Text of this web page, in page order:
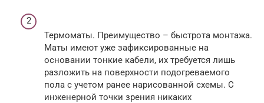
Термоматы. Преимущество – быстрота монтажа.
Маты имеют уже зафиксированные на
основании тонкие кабели, их требуется лишь
разложить на поверхности подогреваемого
пола с учетом ранее нарисованной схемы. С
инженерной точки зрения никаких